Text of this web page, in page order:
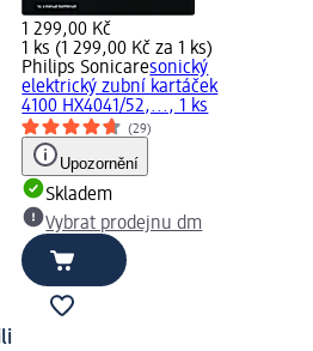
1 299,00 Kč
1 ks (1 299,00 Kč za 1 ks)
Philips Sonicaresonický
elektrický zubní kartáček
4100 HX4041/52,..., 1 ks
(29)
Upozornění
Skladem
Vybrat prodejnu dm